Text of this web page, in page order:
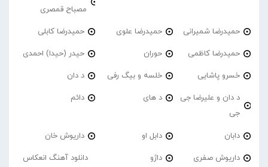
مصباح قمصری
حمیدرضا شمیرانی حمیدرضا علوی حمیدرضا کابلی
حمیدرضا کاظمی حوران حیدر (حیدا) احمدی
خسرو پاشایی خلسه و بیگ رفی د دان
د دان و علیرضا جی
جی
د های دائم
دابان دابل او داریوش خان
داریوش صفری داژو
دانلود آهنگ انعکاس